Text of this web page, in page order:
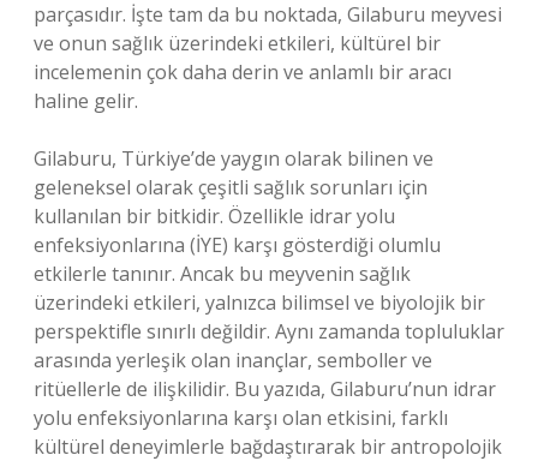
parçasıdır. İşte tam da bu noktada, Gilaburu meyvesi
ve onun sağlık üzerindeki etkileri, kültürel bir
incelemenin çok daha derin ve anlamlı bir aracı
haline gelir.
Gilaburu, Türkiye’de yaygın olarak bilinen ve
geleneksel olarak çeşitli sağlık sorunları için
kullanılan bir bitkidir. Özellikle idrar yolu
enfeksiyonlarına (İYE) karşı gösterdiği olumlu
etkilerle tanınır. Ancak bu meyvenin sağlık
üzerindeki etkileri, yalnızca bilimsel ve biyolojik bir
perspektifle sınırlı değildir. Aynı zamanda topluluklar
arasında yerleşik olan inançlar, semboller ve
ritüellerle de ilişkilidir. Bu yazıda, Gilaburu’nun idrar
yolu enfeksiyonlarına karşı olan etkisini, farklı
kültürel deneyimlerle bağdaştırarak bir antropolojik